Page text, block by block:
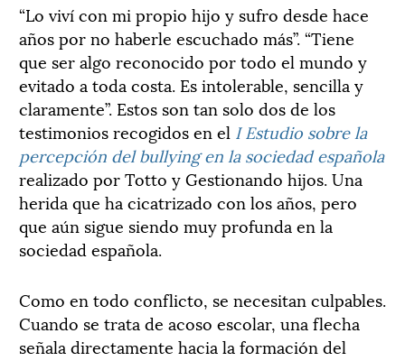
“Lo viví con mi propio hijo y sufro desde hace
años por no haberle escuchado más”. “Tiene
que ser algo reconocido por todo el mundo y
evitado a toda costa. Es intolerable, sencilla y
claramente”. Estos son tan solo dos de los
testimonios recogidos en el I Estudio sobre la
percepción del bullying en la sociedad española
realizado por Totto y Gestionando hijos. Una
herida que ha cicatrizado con los años, pero
que aún sigue siendo muy profunda en la
sociedad española.
Como en todo conflicto, se necesitan culpables.
Cuando se trata de acoso escolar, una flecha
señala directamente hacia la formación del